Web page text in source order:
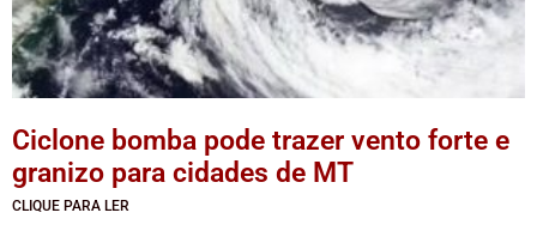
Ciclone bomba pode trazer vento forte e
granizo para cidades de MT
CLIQUE PARA LER